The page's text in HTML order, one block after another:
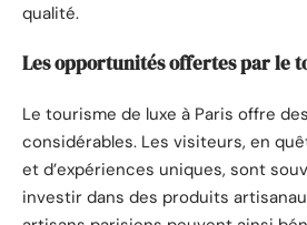
qualité.
Les opportunités offertes par le
Le tourisme de luxe à Paris offre
considérables. Les visiteurs, en
et d’expériences uniques, sont
investir dans des produits